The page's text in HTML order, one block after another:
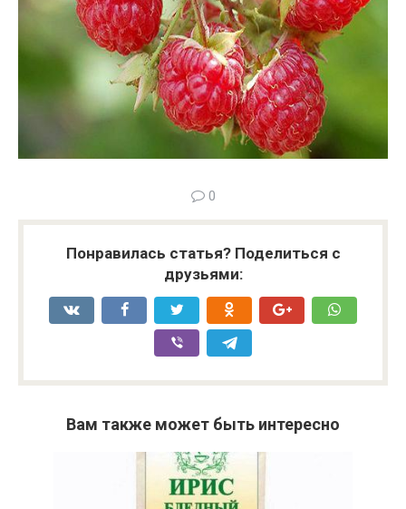
0
Понравилась статья? Поделиться с
друзьями:
Вам также может быть интересно